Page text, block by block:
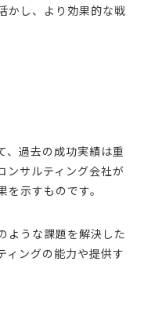
かし、より効果的な戦
、過去の成功実績は重
ンサルティング会社が
示すものです。
ような課題を解決した
ィングの能力や提供す